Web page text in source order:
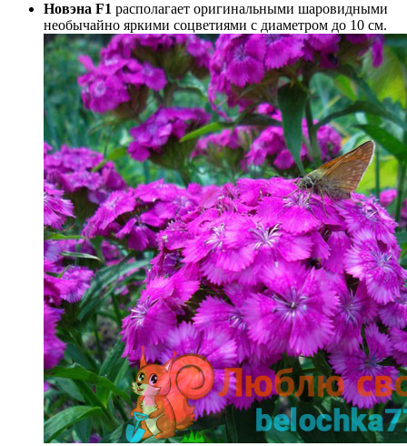
Новэна F1 располагает оригинальными шаровидными
необычайно яркими соцветиями с диаметром до 10 см.